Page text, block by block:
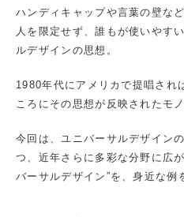
ハンディキャップや言葉の壁な
人を限定せず、誰もが使いやす
ルデザインの思想。
1980年代にアメリカで提唱され
ころにその思想が反映されたモ
今回は、ユニバーサルデザイン
つ、近年さらに多彩な分野に広
バーサルデザイン”を、身近な例